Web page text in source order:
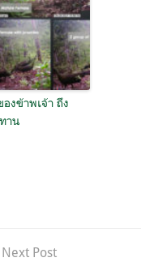
งข้าพเจ้า ถึง
าน
Next Post